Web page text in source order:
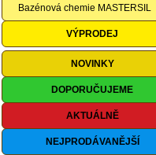
Bazénová chemie MASTERSIL
VÝPRODEJ
NOVINKY
DOPORUČUJEME
AKTUÁLNĚ
NEJPRODÁVANĚJŠÍ